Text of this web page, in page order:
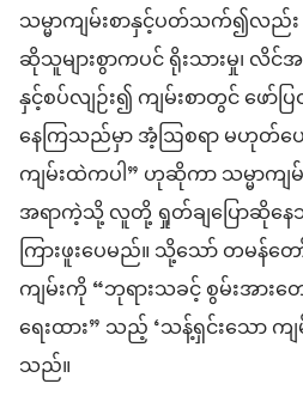
သမ္မာကျမ်းစာနှင့်ပတ်သက်၍လ
ဆိုသူများစွာကပင် ရိုးသားမှု၊
နှင့်စပ်လျဉ်း၍ ကျမ်းစာတွင် ဖော်ပ
နေကြသည်မှာ အံ့ဩစရာ မဟုတ်ပေ
ကျမ်းထဲကပါ” ဟုဆိုကာ သမ္မာက
အရာကဲ့သို့ လူတို့ ရှုတ်ချပြောဆိုန
ကြားဖူးပေမည်။ သို့သော် တမန်တေ
ကျမ်းကို “ဘုရားသခင့် စွမ်းအား
ရေးထား” သည့် ‘သန့်ရှင်းသော ကျမ်
သည်။